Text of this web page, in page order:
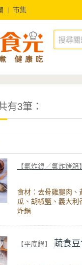
市集
有3筆：
【氣炸鍋／氣炸烤箱】
食材：去骨雞腿肉、
瓜、胡椒鹽、義大利
炸鍋
【平底鍋】 蔬食